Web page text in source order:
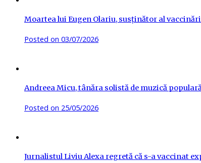
Moartea lui Eugen Olariu, susținător al
Posted on 03/07/2026
Andreea Micu, tânăra solistă de muzică
Posted on 25/05/2026
Jurnalistul Liviu Alexa regretă că s-a vaccinat